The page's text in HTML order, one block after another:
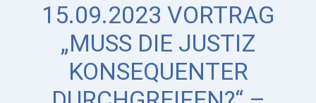
opens
in
new
window
15.09.2023 VORTRAG
„MUSS DIE JUSTIZ
KONSEQUENTER